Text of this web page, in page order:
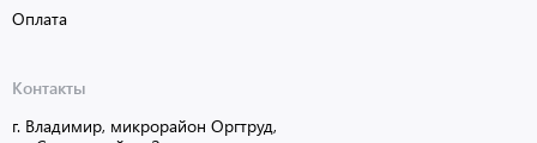
Оплата
Контакты
г. Владимир, микрорайон Оргтруд,